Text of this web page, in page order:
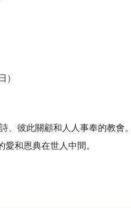
）
、彼此關顧和人人事奉的教會
和恩典在世人中間。